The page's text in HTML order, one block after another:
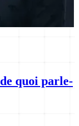
quoi parle-